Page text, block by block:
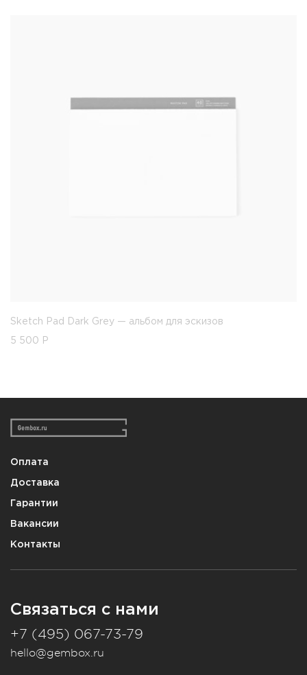
Sketch Pad Dark Grey — альбом для эскизов
5 500 Р
Оплата
Доставка
Гарантии
Вакансии
Контакты
Связаться с нами
+7 (495) 067-73-79
hello@gembox.ru